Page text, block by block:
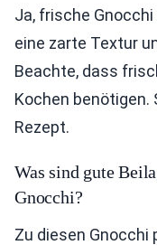
Ja, frische
eine zarte Textur
Beachte, dass
Kochen
Rezept.
Was sind gute
Gnocchi?
Zu diesen Gnocchi